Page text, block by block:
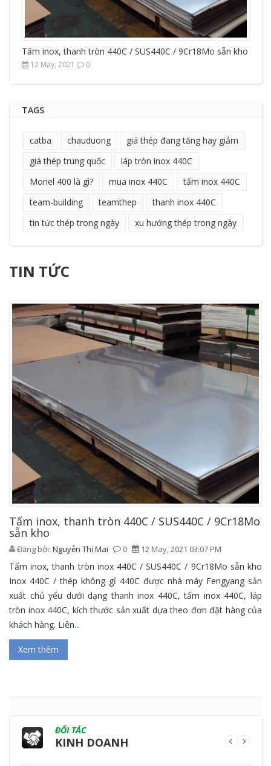
Tấm inox, thanh tròn 440C / SUS440C / 9Cr18Mo sẵn kho
12 May, 2021 0
TAGS
catba chauduong
giá thép đang tăng hay giảm
giá thép trung quốc
láp tròn inox 440C
Monel 400 là gì?
mua inox 440C
tấm inox 440C
team-building
teamthep
thanh inox 440C
tin tức thép trong ngày
xu hướng thép trong ngày
TIN TỨC
Tấm inox, thanh tròn 440C / SUS440C / 9Cr18Mo
sẵn kho
Đăng bởi: Nguyễn Thị Mai 0 12 May, 2021 03:07 PM
Tấm inox, thanh tròn inox 440C / SUS440C / 9Cr18Mo sẵn kho
Inox 440C / thép không gỉ 440C được nhà máy Fengyang sản
xuất chủ yếu dưới dạng thanh inox 440C, tấm inox 440C, láp
tròn inox 440C, kích thước sản xuất dựa theo đơn đặt hàng của
khách hàng. Liên...
Xem thêm
ĐỐI TÁC
KINH DOANH